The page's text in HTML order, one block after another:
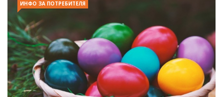
ИНФО ЗА ПОТРЕБИТЕЛЯ